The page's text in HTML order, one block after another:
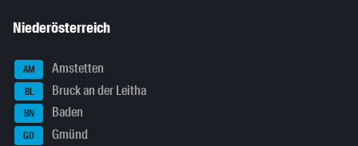
Niederösterreich
AM Amstetten
BL Bruck an der Leitha
BN Baden
GD Gmünd